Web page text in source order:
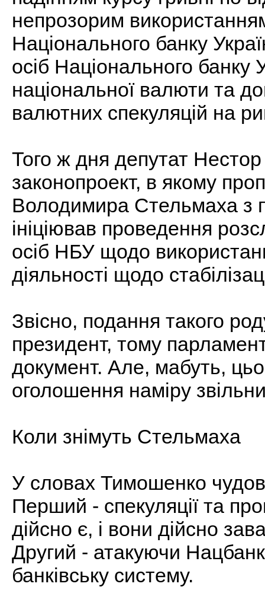
непрозорим
Національного банку
осіб Національного банку
національної валюти та
валютних спекуляцій на
Того ж дня депутат
законопроект, в якому
Володимира Стельмаха з
ініціював проведення
осіб НБУ щодо
діяльності щодо
Звісно, подання такого
президент, тому
документ. Але, мабуть,
оголошення наміру
Коли знімуть Стельмаха
У словах Тимошенко
Перший - спекуляції та
дійсно є, і вони дійсно
Другий - атакуючи
банківську систему.